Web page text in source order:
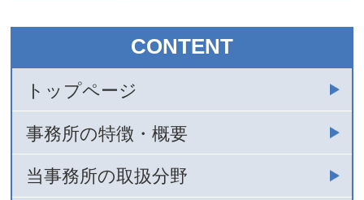
CONTENT
トップページ
事務所の特徴・概要
当事務所の取扱分野